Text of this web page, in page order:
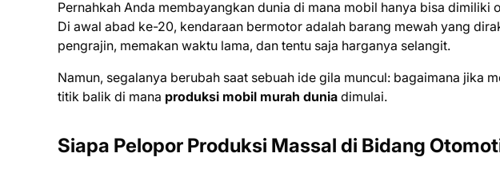
Pernahkah Anda membayangkan dunia di mana mobil hanya bisa dimiliki
Di awal abad ke-20, kendaraan bermotor adalah barang mewah yang
pengrajin, memakan waktu lama, dan tentu saja harganya selangit.
Namun, segalanya berubah saat sebuah ide gila muncul: bagaimana jika
titik balik di mana produksi mobil murah dunia dimulai.
Siapa Pelopor Produksi Massal di Bidang